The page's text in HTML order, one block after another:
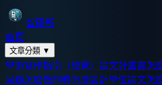
智研所
首頁
文章分類 ▼
學術寫作指南（總覽） 論文計畫書怎
回顧怎麼做問卷怎麼設計學位論文怎